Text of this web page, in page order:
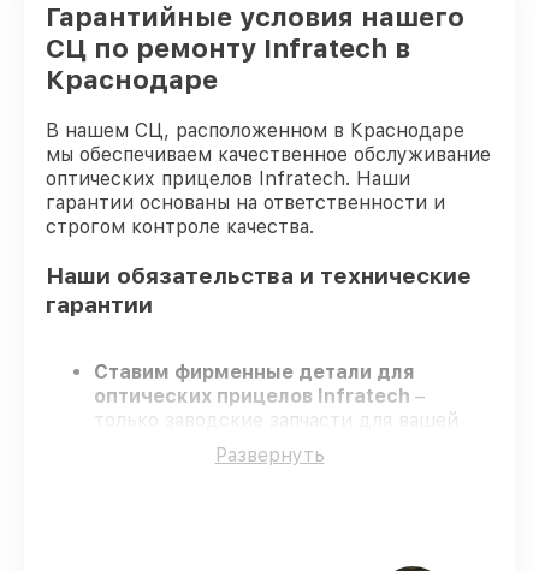
Гарантийные условия нашего
СЦ по ремонту Infratech в
Краснодаре
В нашем СЦ, расположенном в Краснодаре
мы обеспечиваем качественное обслуживание
оптических прицелов Infratech. Наши
гарантии основаны на ответственности и
строгом контроле качества.
Наши обязательства и технические
гарантии
Ставим фирменные детали для
оптических прицелов Infratech –
только заводские запчасти для вашей
Сертифицированные мастера
Завершаем работы без задержек
Развернуть